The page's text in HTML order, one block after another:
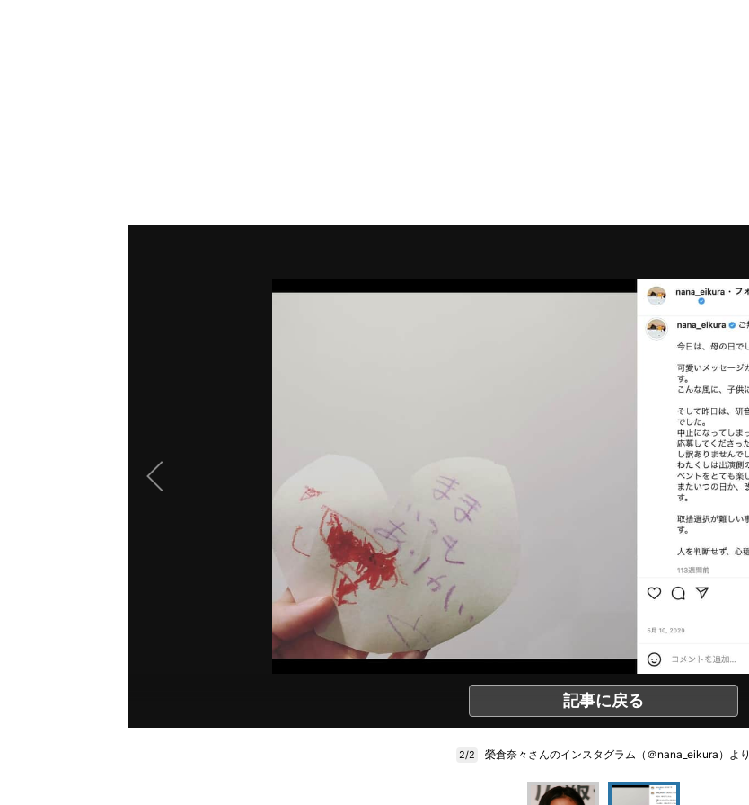
記事に戻る
2/2 榮倉奈々さんのインスタグラム（＠nana_eikura）より